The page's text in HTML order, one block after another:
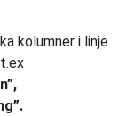
kolumner i linje